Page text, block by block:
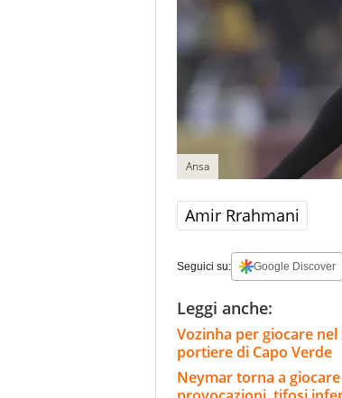
Ansa
Amir Rrahmani
Seguici su: Google Discover
Leggi anche:
Vozinha per giocare
portiere di Capo Verde
Neymar torna a